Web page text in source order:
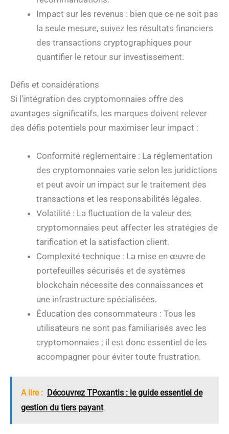
Impact sur les revenus : bien que ce ne soit pas
la seule mesure, suivez les résultats financiers
des transactions cryptographiques pour
quantifier le retour sur investissement.
Défis et considérations
Si l’intégration des cryptomonnaies offre des
avantages significatifs, les marques doivent relever
des défis potentiels pour maximiser leur impact :
Conformité réglementaire : La réglementation
des cryptomonnaies varie selon les juridictions
et peut avoir un impact sur le traitement des
transactions et les responsabilités légales.
Volatilité : La fluctuation de la valeur des
cryptomonnaies peut affecter les stratégies de
tarification et la satisfaction client.
Complexité technique : La mise en œuvre de
portefeuilles sécurisés et de systèmes
blockchain nécessite des connaissances et
une infrastructure spécialisées.
Éducation des consommateurs : Tous les
utilisateurs ne sont pas familiarisés avec les
cryptomonnaies ; il est donc essentiel de les
accompagner pour éviter toute frustration.
A lire : Découvrez TPoxantis : le guide essentiel de
gestion du tiers payant